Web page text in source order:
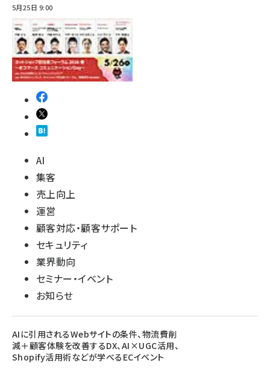
5月25日 9:00
AI
集客
売上向上
運営
顧客対応・顧客サポート
セキュリティ
業界動向
セミナー・イベント
お知らせ
AIに引用されるWebサイトの条件、物流費削
減＋顧客体験を改善するDX、AI×UGC活用、
Shopify活用術などが学べるECイベント